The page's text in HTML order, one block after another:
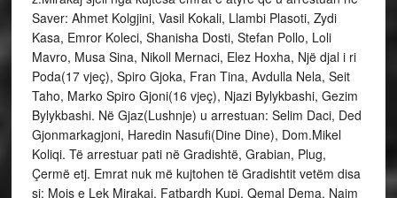
Saver: Ahmet Kolgjini, Vasil Kokali, Llambi Plasoti, Zydi
Kasa, Emror Koleci, Shanisha Dosti, Stefan Pollo, Loli
Mavro, Musa Sina, Nikoll Mernaci, Elez Hoxha, Një djal i ri
Poda(17 vjeç), Spiro Gjoka, Fran Tina, Avdulla Nela, Seit
Taho, Marko Spiro Gjoni(16 vjeç), Njazi Bylykbashi, Gezim
Bylykbashi. Në Gjaz(Lushnje) u arrestuan: Selim Daci, Ded
Gjonmarkagjoni, Haredin Nasufi(Dine Dine), Dom.Mikel
Koliqi. Të arrestuar pati në Gradishtë, Grabian, Plug,
Çermë etj. Emrat nuk më kujtohen të Gradishtit vetëm disa
si: Mojs e Lek Mirakaj, Fatbardh Kupi, Qemal Dema, Naim